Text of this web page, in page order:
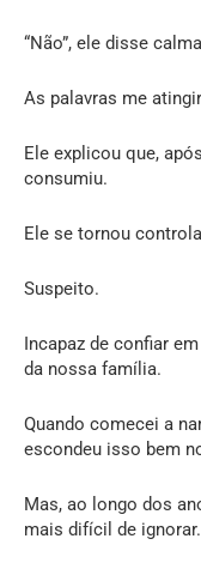
“Não”, ele disse
As palavras me
Ele explicou que,
consumiu.
Ele se tornou
Suspeito.
Incapaz de confiar
da nossa família.
Quando comecei a
escondeu isso bem
Mas, ao longo dos
mais difícil de ignorar.